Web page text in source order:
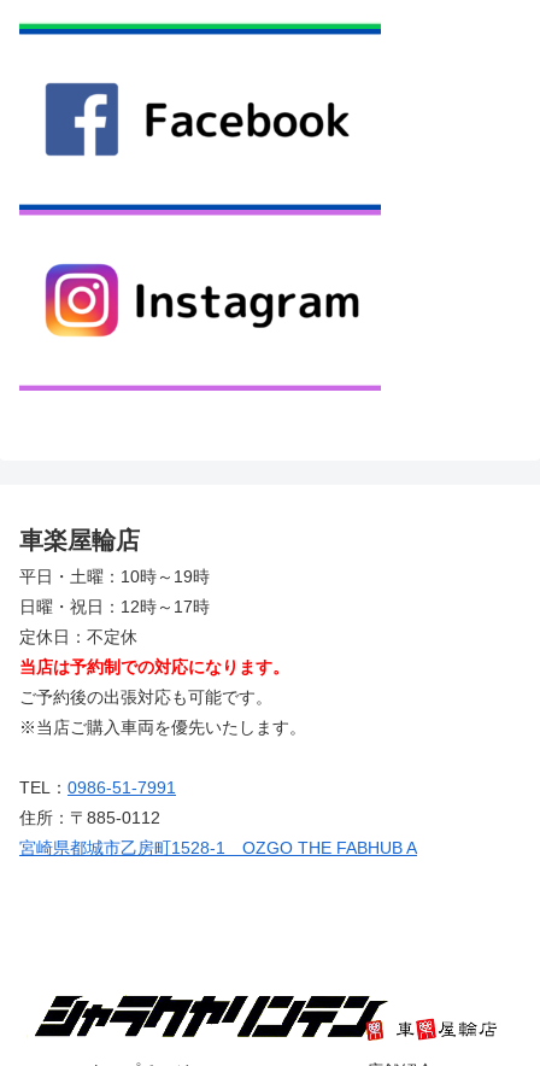
車楽屋輪店
平日・土曜：10時～19時
日曜・祝日：12時～17時
定休日：不定休
当店は予約制での対応になります。
ご予約後の出張対応も可能です。
※当店ご購入車両を優先いたします。
TEL： 0986-51-7991
住所：〒885-0112
宮崎県都城市乙房町1528-1 OZGO THE FABHUB A